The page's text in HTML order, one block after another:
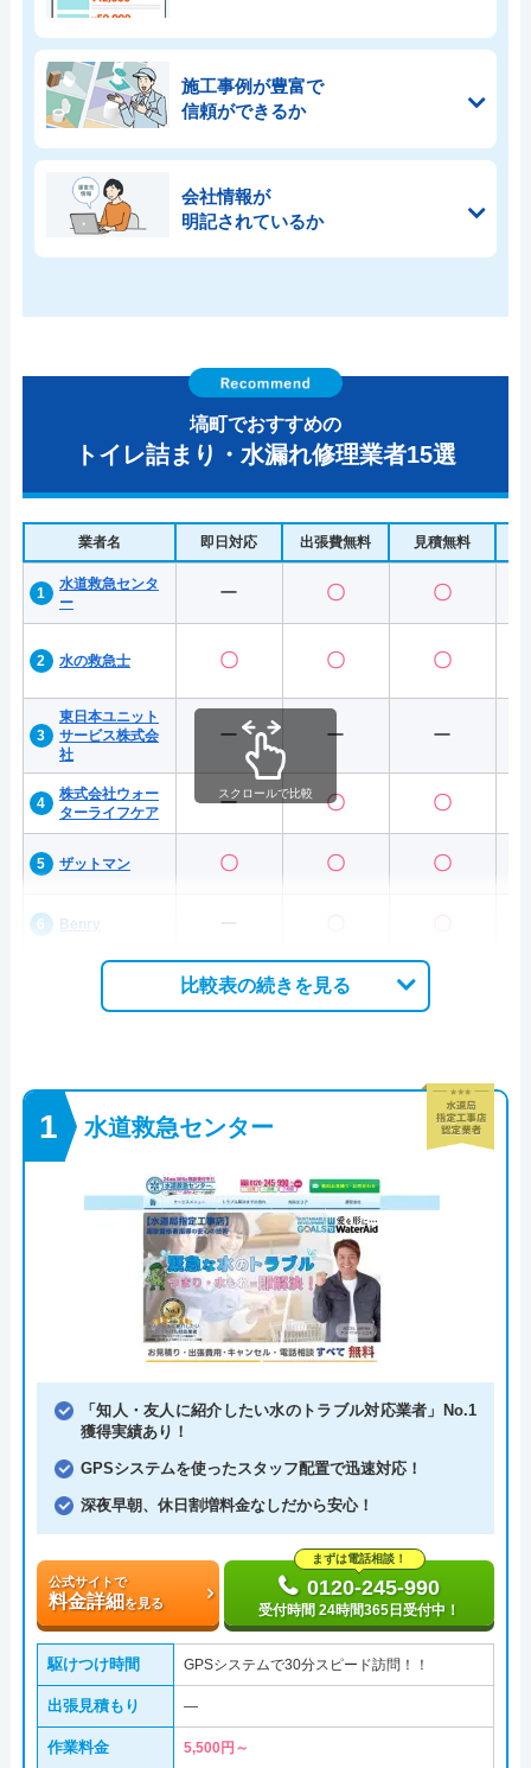
施工事例が豊富で
信頼ができるか
会社情報が
明記されているか
塙町でおすすめの
トイレ詰まり・水漏れ修理業者15選
業者名 即日対応 出張費無料 見積無料
水道救急センタ
ー
ー 〇 〇
水の救急士 〇 〇 〇
東日本ユニット
サービス株式会
社
ー ー ー
株式会社ウォー
ターライフケア
ー 〇 〇
ザットマン 〇 〇 〇
Benry
スクロールで比較
比較表の続きを見る
水道救急センター
「知人・友人に紹介したい水のトラブル対応業者」No.1
獲得実績あり！
GPSシステムを使ったスタッフ配置で迅速対応！
深夜早朝、休日割増料金なしだから安心！
公式サイトで
料金詳細を見る
まずは電話相談！
0120-245-990
受付時間 24時間365日受付中！
駆けつけ時間 GPSシステムで30分スピード訪問！！
出張見積もり ―
作業料金 5,500円～